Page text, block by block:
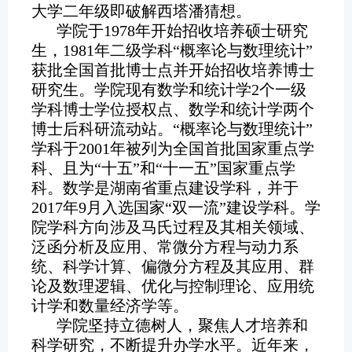
大学二年级即破解西塔潘猜想。
学院于1978年开始招收培养硕士研究
生，1981年二级学科“概率论与数理统计”
获批全国首批博士点并开始招收培养博士
研究生。学院现有数学和统计学2个一级
学科博士学位授权点、数学和统计学两个
博士后科研流动站。“概率论与数理统计”
学科于2001年被列为全国首批国家重点学
科、且为“十五”和“十一五”国家重点学
科。数学是湖南省重点建设学科，并于
2017年9月入选国家“双一流”建设学科。学
院学科方向涉及马氏过程及其相关领域、
泛函分析及应用、常微分方程与动力系
统、科学计算、偏微分方程及其应用、群
论及数理逻辑、优化与控制理论、应用统
计学和数量经济学等。
学院坚持立德树人，聚焦人才培养和
科学研究，不断提升办学水平。近年来，